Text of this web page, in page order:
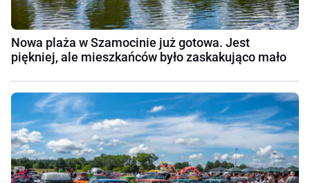
Nowa plaża w Szamocinie już gotowa. Jest
piękniej, ale mieszkańców było zaskakująco mało